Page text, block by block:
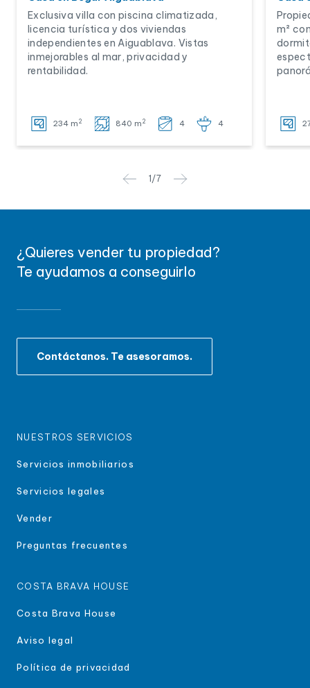
Exclusiva villa con piscina climatizada,
licencia turística y dos viviendas
independientes en Aiguablava. Vistas
inmejorables al mar, privacidad y
rentabilidad.
234 m 2 840 m 2 4 4
m²
1 /7
¿Quieres vender tu propiedad?
Te ayudamos a conseguirlo
Contáctanos. Te asesoramos.
NUESTROS SERVICIOS
Servicios inmobiliarios
Servicios legales
Vender
Preguntas frecuentes
COSTA BRAVA HOUSE
Costa Brava House
Aviso legal
Política de privacidad